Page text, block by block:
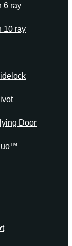
6 ray
10 ray
Door